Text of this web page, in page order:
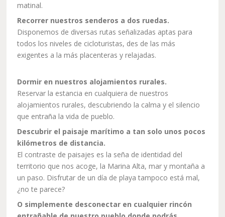
matinal.
Recorrer nuestros senderos a dos ruedas.
Disponemos de diversas rutas señalizadas aptas para
todos los niveles de cicloturistas, des de las más
exigentes a la más placenteras y relajadas.
Dormir en nuestros alojamientos rurales.
Reservar la estancia en cualquiera de nuestros
alojamientos rurales, descubriendo la calma y el silencio
que entraña la vida de pueblo.
Descubrir el paisaje marítimo a tan solo unos pocos
kilómetros de distancia.
El contraste de paisajes es la seña de identidad del
territorio que nos acoge, la Marina Alta, mar y montaña a
un paso. Disfrutar de un día de playa tampoco está mal,
¿no te parece?
O simplemente desconectar en cualquier rincón